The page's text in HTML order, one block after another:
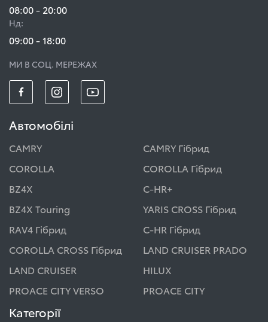
08:00 - 20:00
Нд:
09:00 - 18:00
МИ В СОЦ. МЕРЕЖАХ
Автомобілі
CAMRY
CAMRY Гібрид
COROLLA
COROLLA Гібрид
BZ4X
C-HR+
BZ4X Touring
YARIS CROSS Гібрид
RAV4 Гібрид
C-HR Гібрид
COROLLA CROSS Гібрид
LAND CRUISER PRADO
LAND CRUISER
HILUX
PROACE CITY VERSO
PROACE CITY
Категорії